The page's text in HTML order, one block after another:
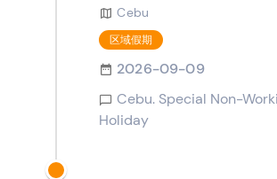
Cebu
区域假期
2026-09-09
Cebu. Special Non-
Holiday